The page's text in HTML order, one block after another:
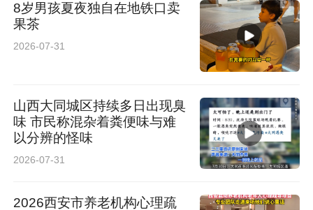
8岁男孩夏夜独自在地铁口卖
果茶
2026-07-31
山西大同城区持续多日出现臭
味 市民称混杂着粪便味与难
以分辨的怪味
2026-07-31
2026西安市养老机构心理疏